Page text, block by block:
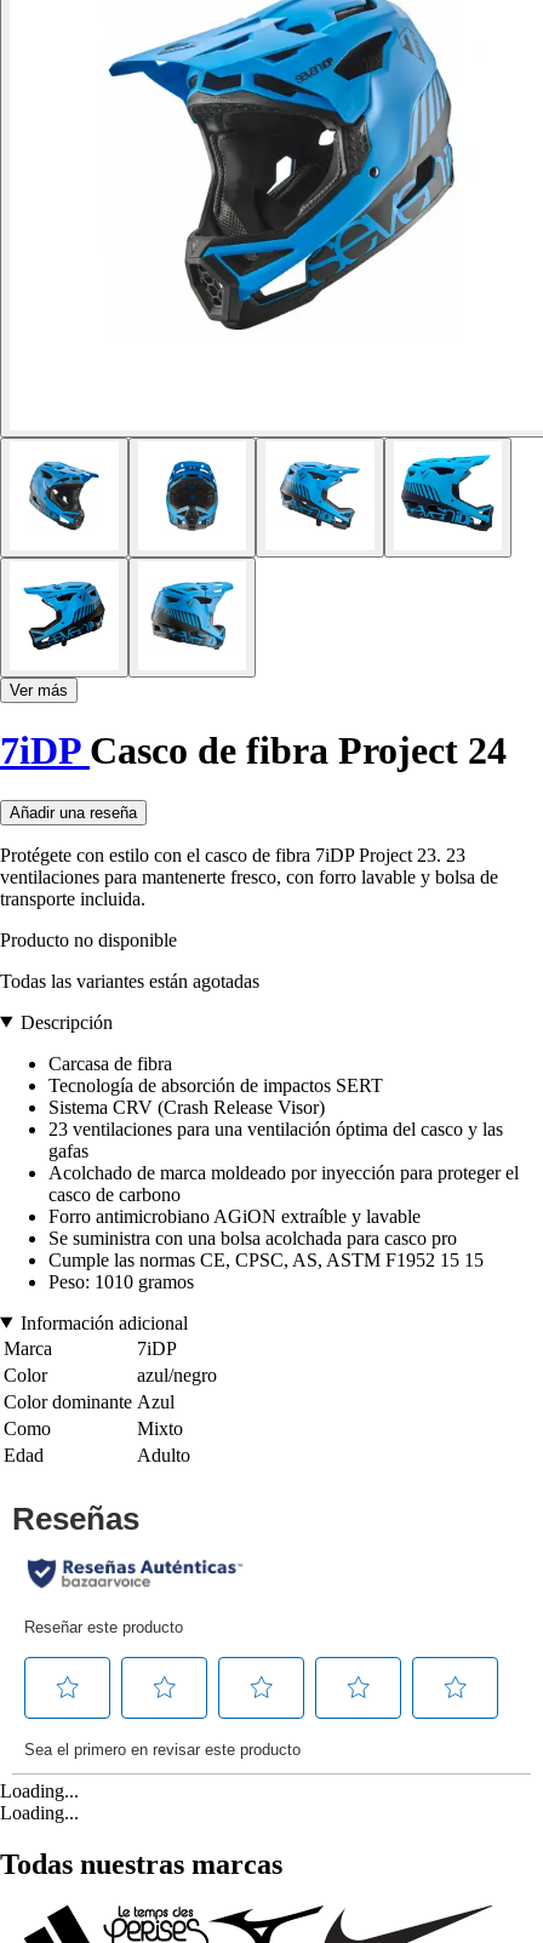
Ver más
7iDP Casco de fibra Project 24
Añadir una reseña
Protégete con estilo con el casco de fibra 7iDP Project 23. 23
ventilaciones para mantenerte fresco, con forro lavable y bolsa de
transporte incluida.
Producto no disponible
Todas las variantes están agotadas
Descripción
Carcasa de fibra
Tecnología de absorción de impactos SERT
Sistema CRV (Crash Release Visor)
23 ventilaciones para una ventilación óptima del casco y las
gafas
Acolchado de marca moldeado por inyección para proteger el
casco de carbono
Forro antimicrobiano AGiON extraíble y lavable
Se suministra con una bolsa acolchada para casco pro
Cumple las normas CE, CPSC, AS, ASTM F1952 15 15
Peso: 1010 gramos
Información adicional
Marca
7iDP
Color
azul/negro
Color dominante Azul
Como
Mixto
Edad
Adulto
Loading...
Loading...
Todas nuestras marcas